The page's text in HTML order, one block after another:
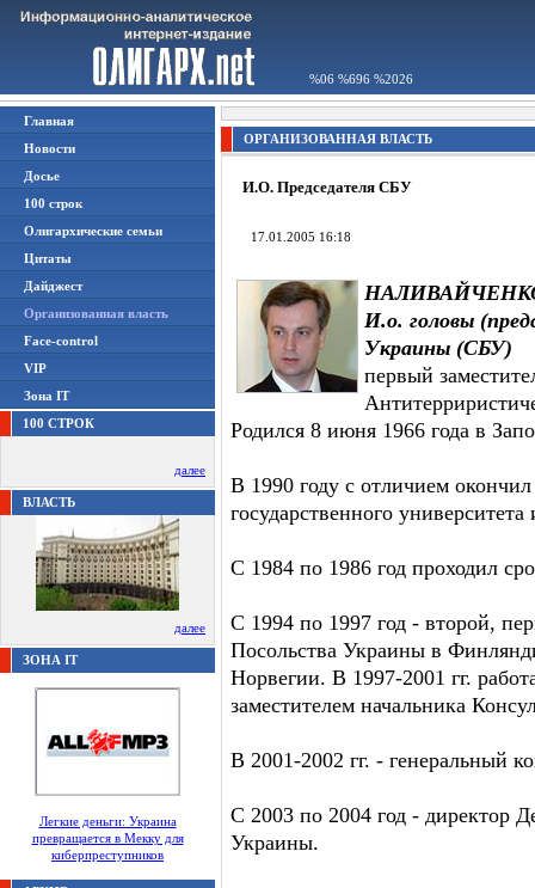
%06 %696 %2026
Главная
Новости
Досье
100 строк
Олигархические семьи
Цитаты
Дайджест
Организованная власть
Face-control
VIP
Зона IT
100 СТРОК
далее
ВЛАСТЬ
далее
ЗОНА IT
Легкие деньги: Украина
превращается в Мекку для
киберпреступников
ОРГАНИЗОВАННАЯ ВЛАСТЬ
И.О. Председателя СБУ
17.01.2005 16:18
НАЛИВАЙЧЕНКО
И.о. головы
Украины (СБУ)
первый
Родился 8 июня 1966 года в
В 1990 году с отличием
государственного
С 1984 по 1986 год проходил
С 1994 по 1997 год - второй,
Посольства Украины в
Норвегии. В 1997-2001 гг.
заместителем начальника
В 2001-2002 гг. - генеральный
С 2003 по 2004 год - директор
Украины.